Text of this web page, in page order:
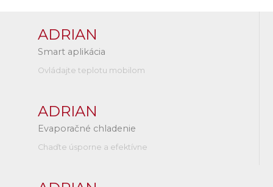
ADRIAN
Smart aplikácia
Ovládajte teplotu mobilom
ADRIAN
Evaporačné chladenie
Chaďte úsporne a efektívne